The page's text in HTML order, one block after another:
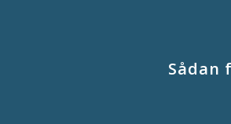
Sådan